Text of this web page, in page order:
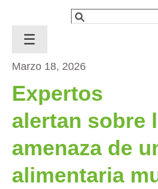
Formulario de búsqueda
Buscar
Marzo 18, 2026
Expertos
alertan sobre
amenaza de
alimentaria
☰